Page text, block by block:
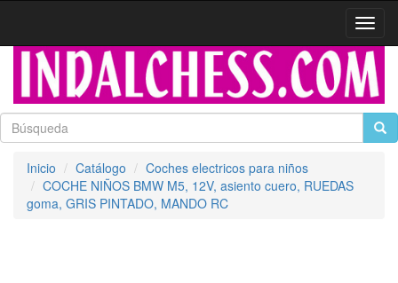
Inicio Catálogo
Coches electricos para niños
COCHE NIÑOS BMW M5, 12V, asiento cuero, RUEDAS
goma, GRIS PINTADO, MANDO RC